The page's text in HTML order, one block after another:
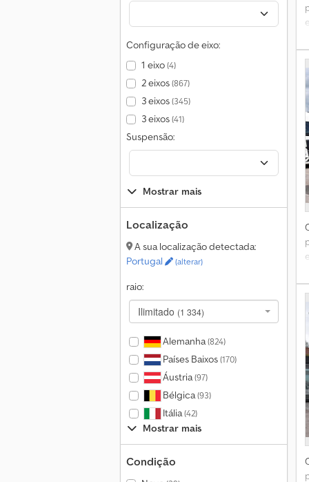
Configuração de eixo:
1 eixo(4)
2 eixos(867)
3 eixos(345)
3 eixos(41)
Suspensão:
Mostrar mais
Localização
A sua localização detectada:
Portugal
(alterar)
raio:
Ilimitado (1 334)
Alemanha(824)
Países Baixos(170)
Áustria(97)
Bélgica(93)
Itália(42)
Mostrar mais
Condição